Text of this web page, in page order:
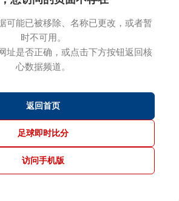
可能已被移除、名称已更改，或者暂
时不可用。
址是否正确，或点击下方按钮返回核
心数据频道。
返回首页
足球即时比分
访问手机版